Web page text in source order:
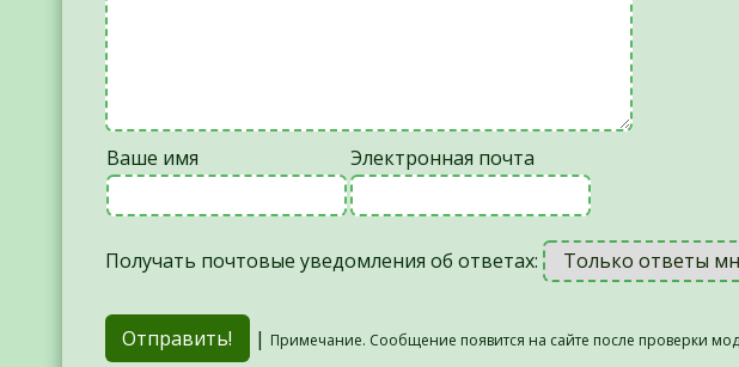
Ваше имя Электронная почта
Получать почтовые уведомления об ответах:
| Примечание. Сообщение появится на сайте после проверки